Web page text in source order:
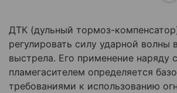
ДТК (дульный тормоз-
регулировать силу ударной волны
выстрела. Его применение наряду с
пламегасителем определяется
требованиями к использованию